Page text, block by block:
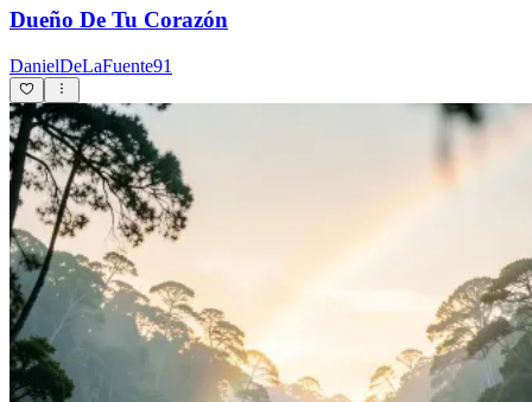
Dueño De Tu Corazón
DanielDeLaFuente91